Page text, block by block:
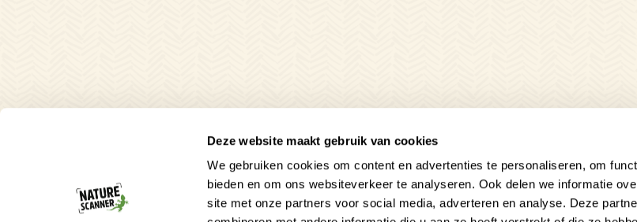
Deze website maakt gebruik van cookies
We gebruiken cookies om content en advertenties te personaliseren, om
bieden en om ons websiteverkeer te analyseren. Ook delen we informatie
site met onze partners voor social media, adverteren en analyse. Deze